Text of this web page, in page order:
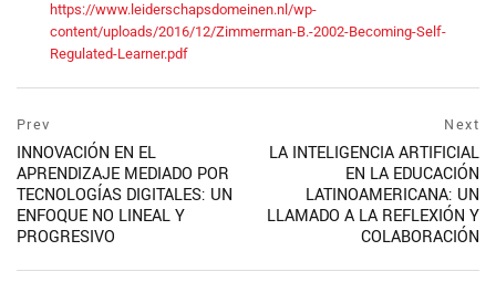
https://www.leiderschapsdomeinen.nl/wp-
content/uploads/2016/12/Zimmerman-B.-2002-Becoming-Self-
Regulated-Learner.pdf
Prev
INNOVACIÓN EN EL
APRENDIZAJE MEDIADO POR
TECNOLOGÍAS DIGITALES: UN
ENFOQUE NO LINEAL Y
PROGRESIVO
Next
LA INTELIGENCIA ARTIFICIAL
EN LA EDUCACIÓN
LATINOAMERICANA: UN
LLAMADO A LA REFLEXIÓN Y
COLABORACIÓN